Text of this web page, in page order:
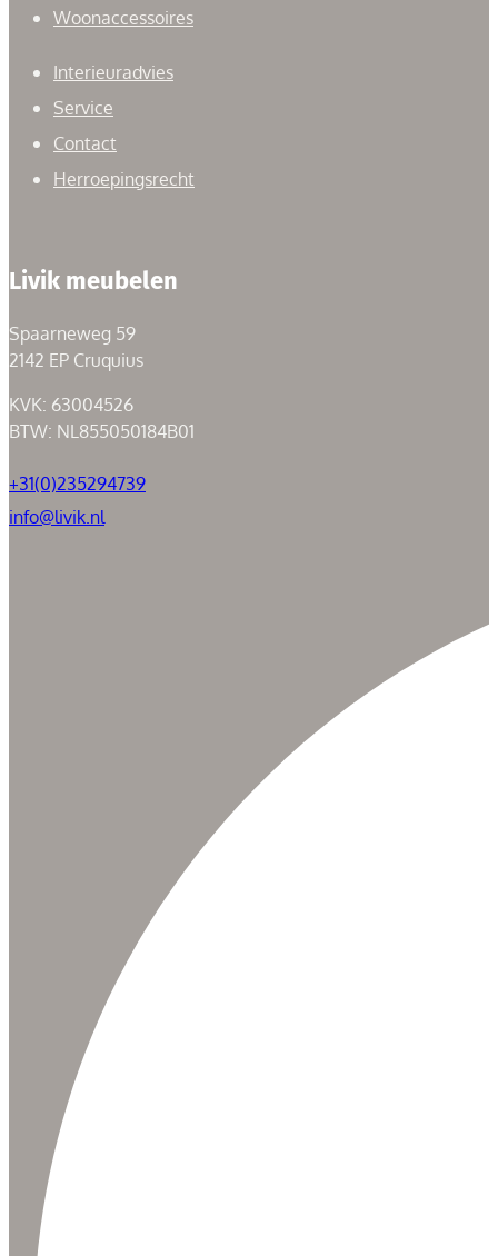
Woonaccessoires
Interieuradvies
Service
Contact
Herroepingsrecht
Livik meubelen
Spaarneweg 59
2142 EP Cruquius
KVK: 63004526
BTW: NL855050184B01
+31(0)235294739
info@livik.nl